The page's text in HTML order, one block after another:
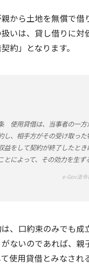
から土地を無償で借
いは、貸し借りに対
約」となります。
使用貸借は、当事者の一方
し、相手方がその受け取っ
益をして契約が終了したと
とによって、その効力を生ず
e-Gov法令
、口約束のみでも成
ないのであれば、親
使用貸借とみなされ